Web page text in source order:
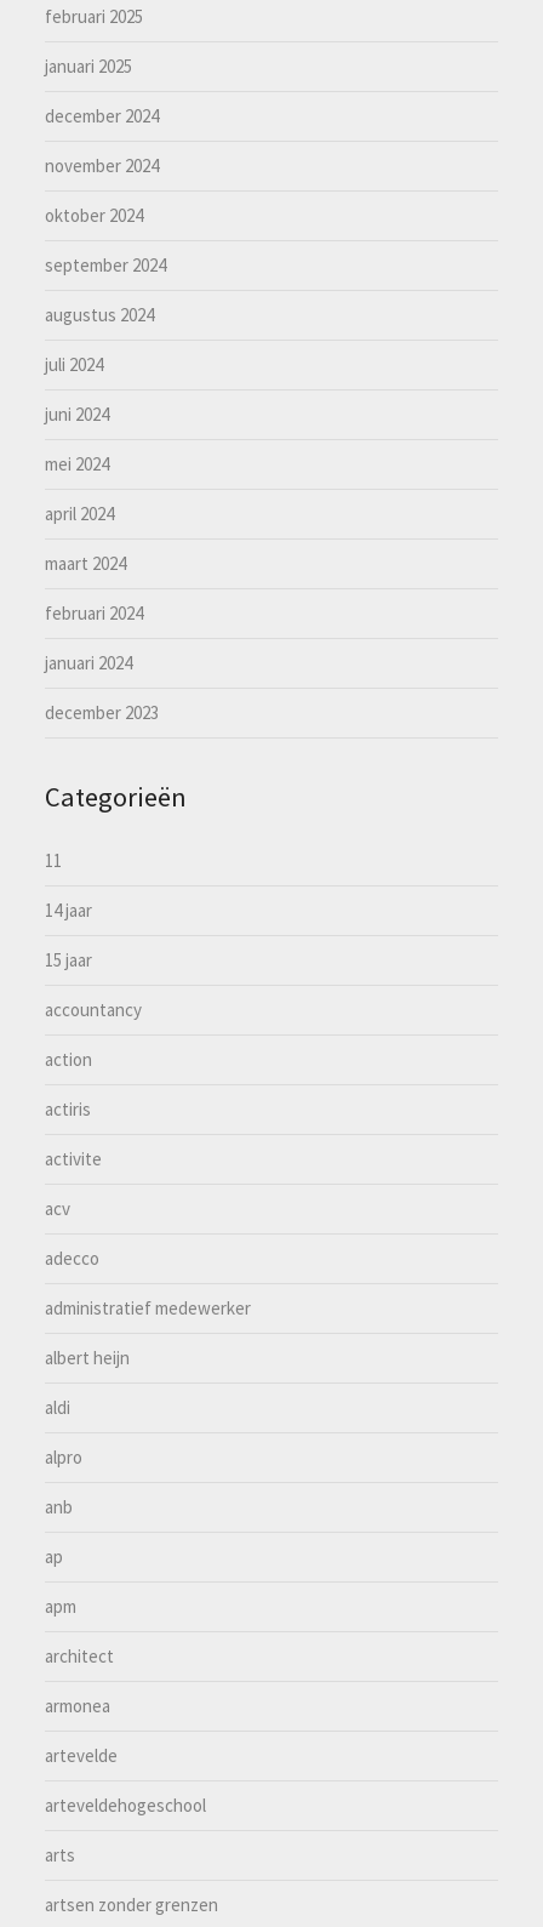
februari 2025
januari 2025
december 2024
november 2024
oktober 2024
september 2024
augustus 2024
juli 2024
juni 2024
mei 2024
april 2024
maart 2024
februari 2024
januari 2024
december 2023
Categorieën
11
14 jaar
15 jaar
accountancy
action
actiris
activite
acv
adecco
administratief medewerker
albert heijn
aldi
alpro
anb
ap
apm
architect
armonea
artevelde
arteveldehogeschool
arts
artsen zonder grenzen